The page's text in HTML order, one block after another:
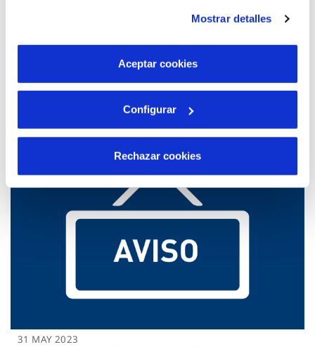
son indispensables para que el sitio web funcione y que
por tanto no se pueden desactivar. Puedes consultar
más información en nuestraPolítica de Cookies
Mostrar detalles
Aceptar cookies
Configurar
Rechazar cookies
mediante cisternas
31 MAY 2023